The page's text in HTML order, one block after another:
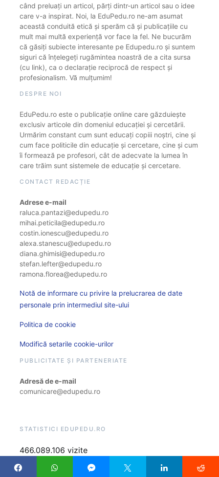
când preluați un articol, părți dintr-un articol sau o idee
care v-a inspirat. Noi, la EduPedu.ro ne-am asumat
această conduită etică și sperăm că și publicațiile cu
mult mai multă experiență vor face la fel. Ne bucurăm
că găsiți subiecte interesante pe Edupedu.ro și suntem
siguri că înțelegeți rugămintea noastră de a cita sursa
(cu link), ca o declarație reciprocă de respect și
profesionalism. Vă mulțumim!
DESPRE NOI
EduPedu.ro este o publicație online care găzduiește
exclusiv articole din domeniul educației și cercetării.
Urmărim constant cum sunt educați copiii noștri, cine și
cum face politicile din educație și cercetare, cine și cum
îi formează pe profesori, cât de adecvate la lumea în
care trăim sunt sistemele de educație și cercetare.
CONTACT REDACȚIE
Adrese e-mail
raluca.pantazi@edupedu.ro
mihai.peticila@edupedu.ro
costin.ionescu@edupedu.ro
alexa.stanescu@edupedu.ro
diana.ghimisi@edupedu.ro
stefan.lefter@edupedu.ro
ramona.florea@edupedu.ro
Notă de informare cu privire la prelucrarea de date
personale prin intermediul site-ului
Politica de cookie
Modifică setarile cookie-urilor
PUBLICITATE ȘI PARTENERIATE
Adresă de e-mail
comunicare@edupedu.ro
STATISTICI EDUPEDU.RO
466.089.106 vizite